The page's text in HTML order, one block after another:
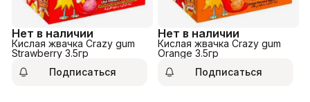
Нет в наличии
Кислая жвачка Crazy gum
Strawberry 3.5гр
Подписаться
Нет в наличии
Кислая жвачка Crazy gum
Orange 3.5гр
Подписаться